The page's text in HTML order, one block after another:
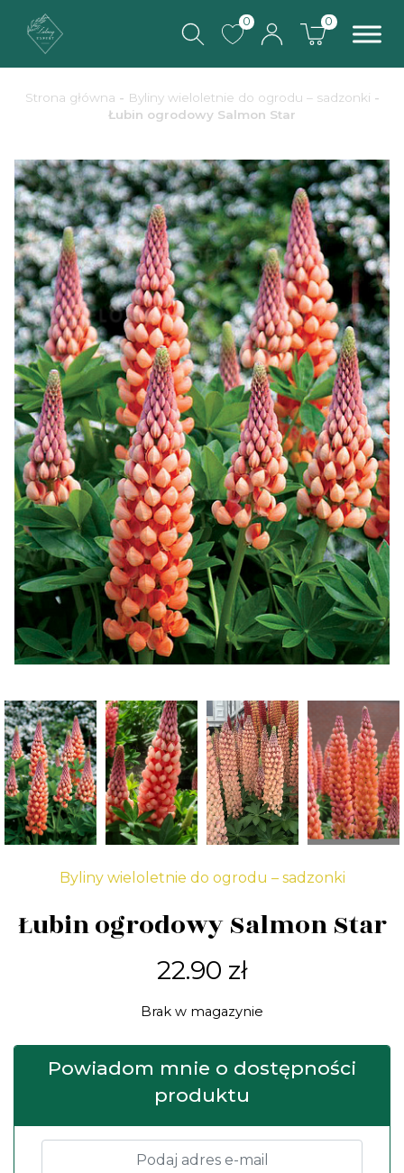
0 0
Strona główna - Byliny wieloletnie do ogrodu – sadzonki -
Łubin ogrodowy Salmon Star
Byliny wieloletnie do ogrodu – sadzonki
Łubin ogrodowy Salmon Star
22.90 zł
Brak w magazynie
Powiadom mnie o dostępności
produktu